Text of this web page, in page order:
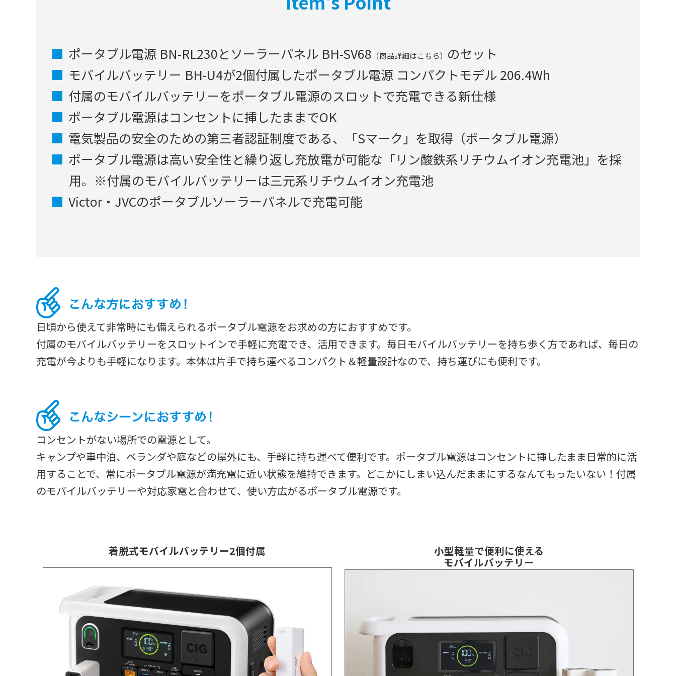
ポータブル電源 BN-RL230とソーラーパネル BH-SV68 （商品詳細はこちら） のセット
モバイルバッテリー BH-U4が2個付属したポータブル電源 コンパクトモデル 206.4Wh
付属のモバイルバッテリーをポータブル電源のスロットで充電できる新仕様
ポータブル電源はコンセントに挿したままでOK
電気製品の安全のための第三者認証制度である、「Sマーク」を取得（ポータブル電源）
ポータブル電源は高い安全性と繰り返し充放電が可能な「リン酸鉄系リチウムイオン充電池」を採
用。※付属のモバイルバッテリーは三元系リチウムイオン充電池
Victor・JVCのポータブルソーラーパネルで充電可能
日頃から使えて非常時にも備えられるポータブル電源をお求めの方におすすめです。
付属のモバイルバッテリーをスロットインで手軽に充電でき、活用できます。毎日モバイルバッテリーを持ち歩く方であれば、毎日の
充電が今よりも手軽になります。本体は片手で持ち運べるコンパクト＆軽量設計なので、持ち運びにも便利です。
コンセントがない場所での電源として。
キャンプや車中泊、ベランダや庭などの屋外にも、手軽に持ち運べて便利です。ポータブル電源はコンセントに挿したまま日常的に活
用することで、常にポータブル電源が満充電に近い状態を維持できます。どこかにしまい込んだままにするなんてもったいない！付属
のモバイルバッテリーや対応家電と合わせて、使い方広がるポータブル電源です。
着脱式モバイルバッテリー2個付属 小型軽量で便利に使える
モバイルバッテリー